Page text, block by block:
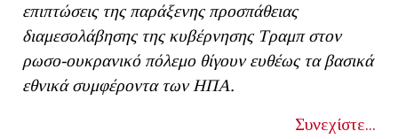
επιπτώσεις της παράξενης προσπάθειας
διαμεσολάβησης της κυβέρνησης Τραμπ στον
ρωσο-ουκρανικό πόλεμο θίγουν ευθέως τα βασικά
εθνικά συμφέροντα των ΗΠΑ.
Συνεχίστε...